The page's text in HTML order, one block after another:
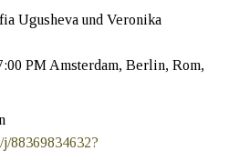
Ugusheva und Veronika
PM Amsterdam, Berlin, Rom,
j/88369834632?